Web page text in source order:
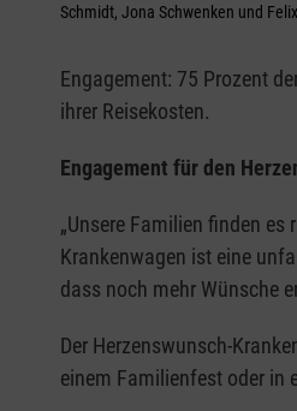
Schmidt, Jona Schwenken und
Engagement: 75 Prozent
ihrer Reisekosten.
Engagement für den
„Unsere Familien finden
Krankenwagen ist eine
dass noch mehr Wünsche
Der Herzenswunsch-
einem Familienfest oder in